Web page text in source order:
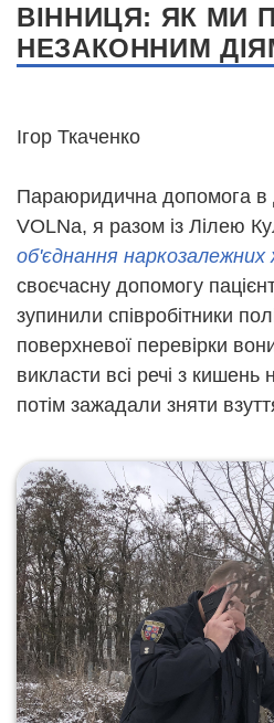
ВІННИЦЯ: ЯК МИ
НЕЗАКОННИМ
Ігор Ткаченко
Параюридична допомога в
VOLNа, я разом із Лілею
об'єднання
своєчасну допомогу
зупинили співробітники
поверхневої перевірки
викласти всі речі з кишень
потім зажадали зняти